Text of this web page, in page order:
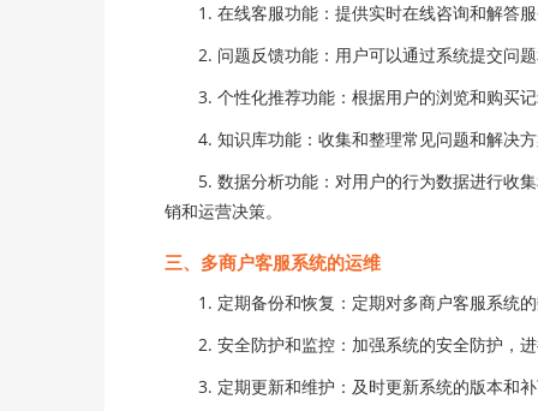
1. 在线客服功能：提供实时在线咨询和解答服
2. 问题反馈功能：用户可以通过系统提交问题
3. 个性化推荐功能：根据用户的浏览和购买记
4. 知识库功能：收集和整理常见问题和解决方
5. 数据分析功能：对用户的行为数据进行收集
销和运营决策。
三、多商户客服系统的运维
1. 定期备份和恢复：定期对多商户客服系统的
2. 安全防护和监控：加强系统的安全防护，进
3. 定期更新和维护：及时更新系统的版本和补